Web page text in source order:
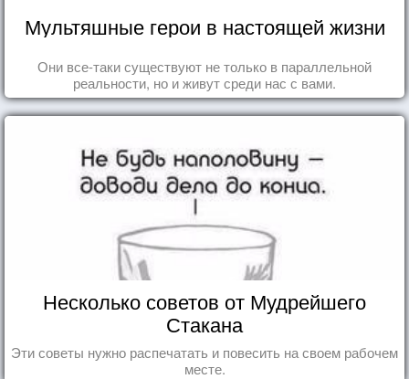
Мультяшные герои в настоящей жизни
Они все-таки существуют не только в параллельной
реальности, но и живут среди нас с вами.
Несколько советов от Мудрейшего
Стакана
Эти советы нужно распечатать и повесить на своем рабочем
месте.